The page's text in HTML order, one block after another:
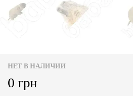
НЕТ В НАЛИЧИИ
0 грн